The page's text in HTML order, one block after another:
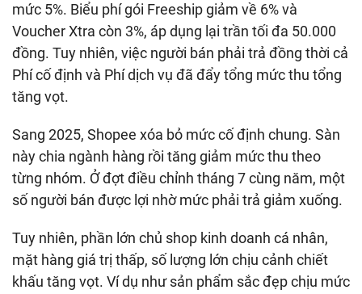
mức 5%. Biểu phí gói Freeship giảm về 6% và
Voucher Xtra còn 3%, áp dụng lại trần tối đa 50.000
đồng. Tuy nhiên, việc người bán phải trả đồng thời cả
Phí cố định và Phí dịch vụ đã đẩy tổng mức thu tổng
tăng vọt.
Sang 2025, Shopee xóa bỏ mức cố định chung. Sàn
này chia ngành hàng rồi tăng giảm mức thu theo
từng nhóm. Ở đợt điều chỉnh tháng 7 cùng năm, một
số người bán được lợi nhờ mức phải trả giảm xuống.
Tuy nhiên, phần lớn chủ shop kinh doanh cá nhân,
mặt hàng giá trị thấp, số lượng lớn chịu cảnh chiết
khấu tăng vọt. Ví dụ như sản phẩm sắc đẹp chịu mức